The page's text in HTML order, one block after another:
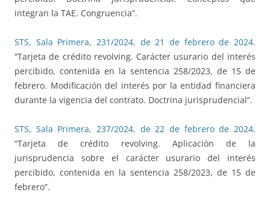
integran la TAE. Congruencia”.
STS, Sala Primera, 231/2024, de 21 de febrero de 2024.
“Tarjeta de crédito revolving. Carácter usurario del interés
percibido, contenida en la sentencia 258/2023, de 15 de
febrero. Modificación del interés por la entidad financiera
durante la vigencia del contrato. Doctrina jurisprudencial”.
STS, Sala Primera, 237/2024, de 22 de febrero de 2024.
“Tarjeta de crédito revolving. Aplicación de la
jurisprudencia sobre el carácter usurario del interés
percibido, contenida en la sentencia 258/2023, de 15 de
febrero”.